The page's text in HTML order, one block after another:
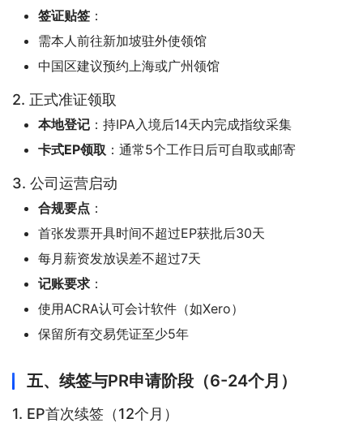
签证贴签 ：
需本人前往新加坡驻外使领馆
中国区建议预约上海或广州领馆
2. 正式准证领取
本地登记 ：持IPA入境后14天内完成指纹采集
卡式EP领取 ：通常5个工作日后可自取或邮寄
3. 公司运营启动
合规要点 ：
首张发票开具时间不超过EP获批后30天
每月薪资发放误差不超过7天
记账要求 ：
使用ACRA认可会计软件（如Xero）
保留所有交易凭证至少5年
五、续签与PR申请阶段（6-24个月）
1. EP首次续签（12个月）